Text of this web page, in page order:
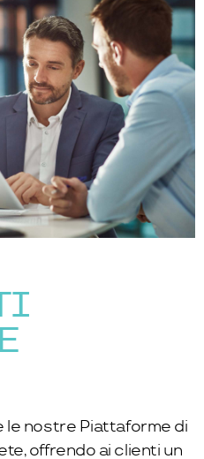
le nostre Piattaforme di
offrendo ai clienti un